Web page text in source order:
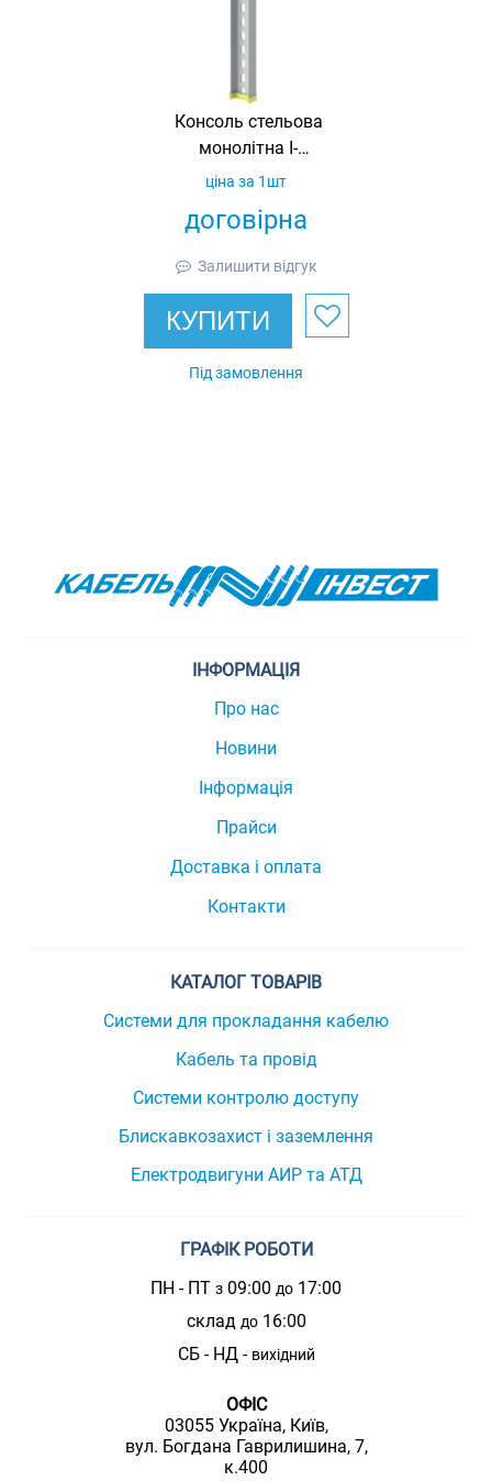
Консоль стельова
монолітна I-
подібна 80х40,
2000,
договірна
ціна за 1шт
Залишити відгук
КУПИТИ
Під замовлення
ІНФОРМАЦІЯ
Про нас
Новини
Інформація
Прайси
Доставка і оплата
Контакти
КАТАЛОГ ТОВАРІВ
Системи для прокладання кабелю
Кабель та провід
Системи контролю доступу
Блискавкозахист і заземлення
Електродвигуни АИР та АТД
ГРАФІК РОБОТИ
ПН - ПТ з 09:00 до 17:00
склад до16:00
СБ - НД - вихідний
ОФІС
03055 Україна, Київ,
вул. Богдана Гаврилишина, 7,
к.400